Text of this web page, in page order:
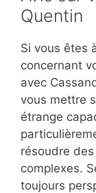
Quentin
Si vous êtes
concernant
avec
vous mettre
étrange
résoudre
complexes.
toujours